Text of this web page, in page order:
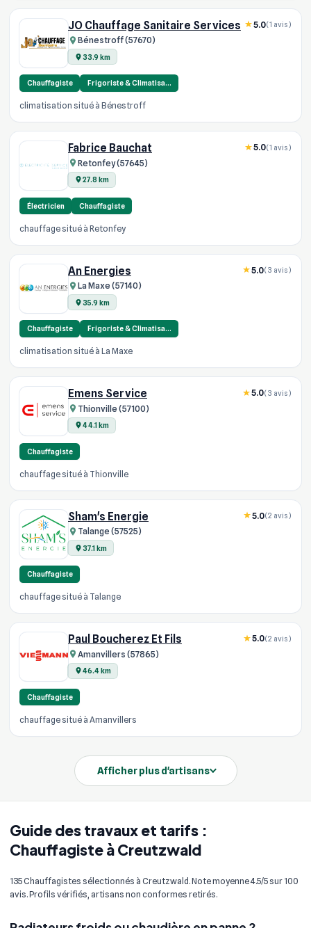
Guide des travaux et tarifs :
Chauffagiste à Creutzwald
135 Chauffagistes sélectionnés à Creutzwald. Note moyenne 4.5/5 sur 100
avis. Profils vérifiés, artisans non conformes retirés.
JO Chauffage Sanitaire Services
Bénestroff (57670)
33.9 km
5.0(1 avis)
Chauffagiste Frigoriste & Climatisa…
climatisation situé à Bénestroff
Fabrice Bauchat
Retonfey (57645)
27.8 km
5.0(1 avis)
Électricien Chauffagiste
chauffage situé à Retonfey
An Energies
La Maxe (57140)
35.9 km
5.0(3 avis)
Chauffagiste Frigoriste & Climatisa…
climatisation situé à La Maxe
Emens Service
Thionville (57100)
44.1 km
5.0(3 avis)
Chauffagiste
chauffage situé à Thionville
Sham's Energie
Talange (57525)
37.1 km
5.0(2 avis)
Chauffagiste
chauffage situé à Talange
Paul Boucherez Et Fils
Amanvillers (57865)
46.4 km
5.0(2 avis)
Chauffagiste
chauffage situé à Amanvillers
Afficher plus d'artisans